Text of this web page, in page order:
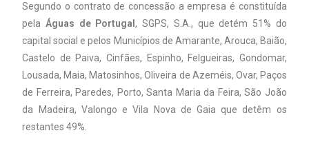
Segundo o contrato de concessão a empresa é constituída
pelaÁguas de Portugal, SGPS, S.A., que detém 51% do
capital social e pelos Municípios de Amarante, Arouca, Baião,
Castelo de Paiva, Cinfães, Espinho, Felgueiras, Gondomar,
Lousada, Maia, Matosinhos, Oliveira de Azeméis, Ovar, Paços
de Ferreira, Paredes, Porto, Santa Maria da Feira, São João
da Madeira, Valongo e Vila Nova de Gaia que detêm os
restantes 49%.